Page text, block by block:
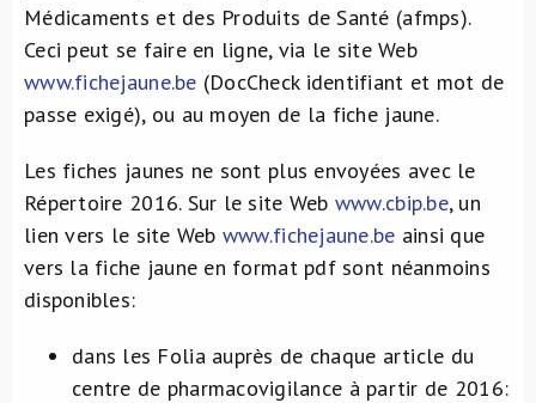
Médicaments et des Produits de Santé (afmps).
Ceci peut se faire en ligne, via le site Web
www.fichejaune.be (DocCheck identifiant et mot de
passe exigé), ou au moyen de la fiche jaune.
Les fiches jaunes ne sont plus envoyées avec le
Répertoire 2016. Sur le site Web www.cbip.be, un
lien vers le site Web www.fichejaune.be ainsi que
vers la fiche jaune en format pdf sont néanmoins
disponibles:
dans les Folia auprès de chaque article du
centre de pharmacovigilance à partir de 2016: